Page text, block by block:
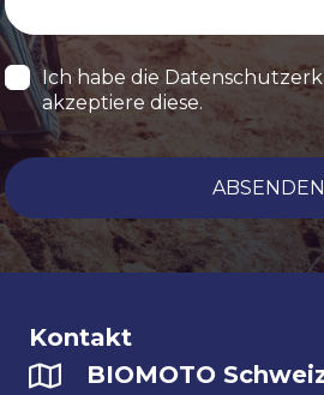
Ich habe die
akzeptiere diese.
ABSENDEN
Kontakt
BIOMOTO